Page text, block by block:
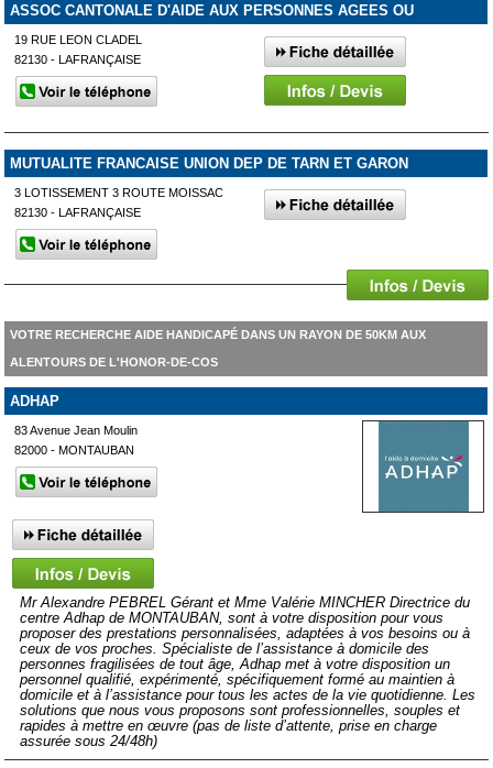
ASSOC CANTONALE D'AIDE AUX PERSONNES AGEES OU
19 RUE LEON CLADEL
82130 - LAFRANÇAISE
MUTUALITE FRANCAISE UNION DEP DE TARN ET GARON
3 LOTISSEMENT 3 ROUTE MOISSAC
82130 - LAFRANÇAISE
VOTRE RECHERCHE AIDE HANDICAPÉ DANS UN RAYON DE 50KM AUX
ALENTOURS DE L'HONOR-DE-COS
ADHAP
83 Avenue Jean Moulin
82000 - MONTAUBAN
Mr Alexandre PEBREL Gérant et Mme Valérie MINCHER Directrice du
centre Adhap de MONTAUBAN, sont à votre disposition pour vous
proposer des prestations personnalisées, adaptées à vos besoins ou à
ceux de vos proches. Spécialiste de l’assistance à domicile des
personnes fragilisées de tout âge, Adhap met à votre disposition un
personnel qualifié, expérimenté, spécifiquement formé au maintien à
domicile et à l’assistance pour tous les actes de la vie quotidienne. Les
solutions que nous vous proposons sont professionnelles, souples et
rapides à mettre en œuvre (pas de liste d’attente, prise en charge
assurée sous 24/48h)